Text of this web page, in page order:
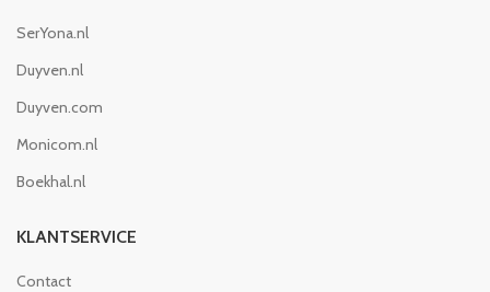
SerYona.nl
Duyven.nl
Duyven.com
Monicom.nl
Boekhal.nl
KLANTSERVICE
Contact